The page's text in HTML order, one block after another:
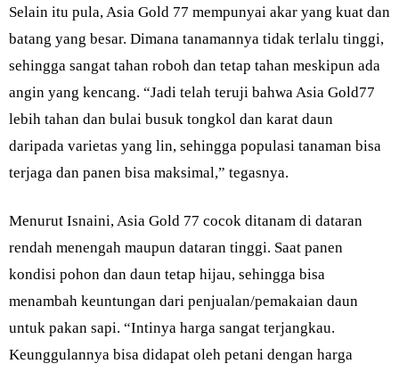
Selain itu pula, Asia Gold 77 mempunyai akar yang kuat dan
batang yang besar. Dimana tanamannya tidak terlalu tinggi,
sehingga sangat tahan roboh dan tetap tahan meskipun ada
angin yang kencang. “Jadi telah teruji bahwa Asia Gold77
lebih tahan dan bulai busuk tongkol dan karat daun
daripada varietas yang lin, sehingga populasi tanaman bisa
terjaga dan panen bisa maksimal,” tegasnya.
Menurut Isnaini, Asia Gold 77 cocok ditanam di dataran
rendah menengah maupun dataran tinggi. Saat panen
kondisi pohon dan daun tetap hijau, sehingga bisa
menambah keuntungan dari penjualan/pemakaian daun
untuk pakan sapi. “Intinya harga sangat terjangkau.
Keunggulannya bisa didapat oleh petani dengan harga